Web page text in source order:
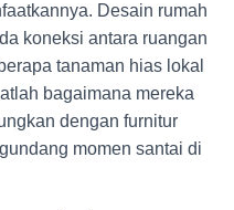
Desain rumah
koneksi antara ruangan
tanaman hias lokal
bagaimana mereka
dengan furnitur
momen santai di